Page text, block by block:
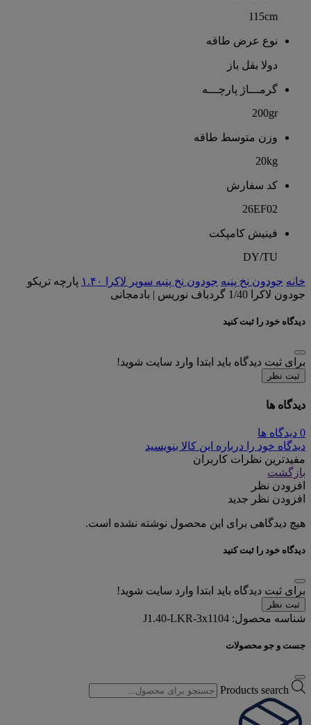
115cm
نوع عرض طاقه
دولا بقل باز
گرمـــاژ پارچـــه
200gr
وزن متوسط طاقه
20kg
کد سفارش
26EF02
فینیش کامپکت
DY/TU
خانه جودون نخ پنبه جودون نخ پنبه سوپر لاکرا ۱.۴۰
پارچه تریکو
جودون لاکرا 1/40 گردباف نوریس | بادمجانی
دیدگاه خود را ثبت کنید
برای ثبت دیدگاه باید ابتدا وارد سایت شوید!
ثبت نظر
دیدگاه ها
0 دیدگاه ها
دیدگاه خود را درباره این کالا بنویسید
مفیدترین نظرات کاربران
بازگشت
افزودن نظر
افزودن نظر جدید
هیچ دیدگاهی برای این محصول نوشته نشده است.
دیدگاه خود را ثبت کنید
برای ثبت دیدگاه باید ابتدا وارد سایت شوید!
ثبت نظر
شناسه محصول: J1.40-LKR-3x1104
جست و جو محصولات
Products search